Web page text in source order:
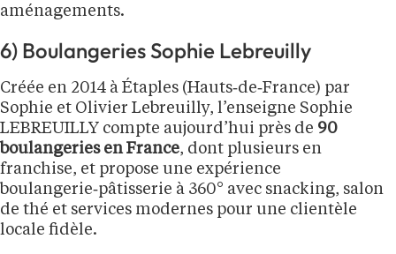
aménagements.
6) Boulangeries Sophie Lebreuilly
Créée en 2014 à Étaples (Hauts‑de‑France) par
Sophie et Olivier Lebreuilly, l’enseigne Sophie
LEBREUILLY compte aujourd’hui près de 90
boulangeries en France, dont plusieurs en
franchise, et propose une expérience
boulangerie‑pâtisserie à 360° avec snacking, salon
de thé et services modernes pour une clientèle
locale fidèle.